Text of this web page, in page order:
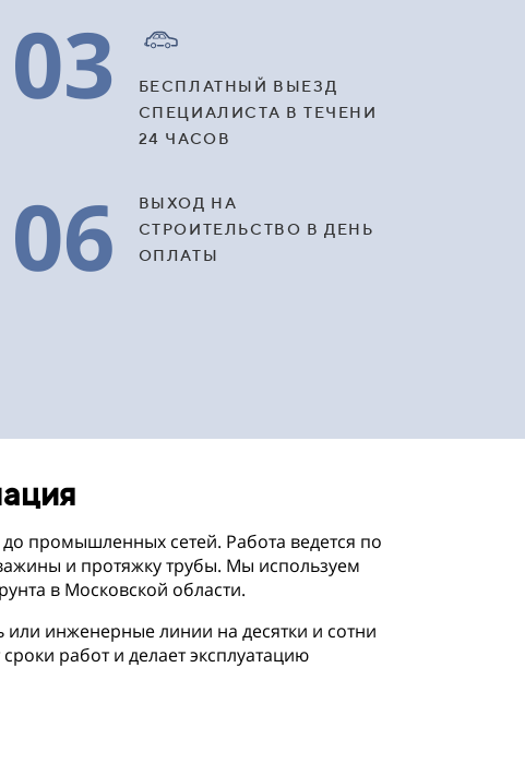
03
БЕСПЛАТНЫЙ ВЫЕЗД
СПЕЦИАЛИСТА В ТЕЧЕНИ
24 ЧАСОВ
06
ВЫХОД НА
СТРОИТЕЛЬСТВО В ДЕНЬ
ОПЛАТЫ
промышленных сетей. Работа ведется по
и протяжку трубы. Мы используем
в Московской области.
инженерные линии на десятки и сотни
работ и делает эксплуатацию